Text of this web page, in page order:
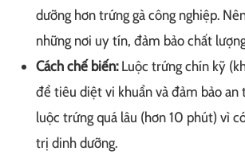
dưỡng hơn trứng gà công nghiệp.
những nơi uy tín, đảm bảo chất
Cách chế biến:Luộc trứng chín kỹ
để tiêu diệt vi khuẩn và đảm bảo an
luộc trứng quá lâu (hơn 10 phút) vì
trị dinh dưỡng.